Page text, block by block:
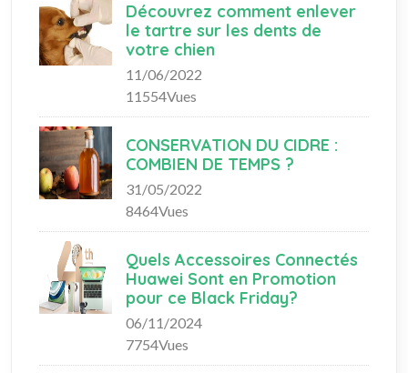
Découvrez comment enlever
le tartre sur les dents de
votre chien
11/06/2022
11554Vues
CONSERVATION DU CIDRE :
COMBIEN DE TEMPS ?
31/05/2022
8464Vues
Quels Accessoires Connectés
Huawei Sont en Promotion
pour ce Black Friday?
06/11/2024
7754Vues